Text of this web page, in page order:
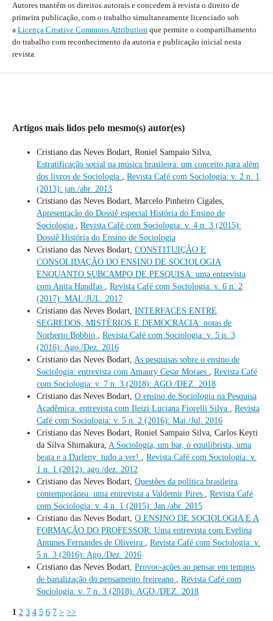
Autores mantém os direitos autorais e concedem à revista o direito de
primeira publicação, com o trabalho simultaneamente licenciado sob
a Licença Creative Commons Attribution que permite o compartilhamento
do trabalho com reconhecimento da autoria e publicação inicial nesta
revista.
Artigos mais lidos pelo mesmo(s) autor(es)
Cristiano das Neves Bodart, Roniel Sampaio Silva,
Estratificação social na música brasileira: um conceito para além
dos livros de Sociologia , Revista Café com Sociologia: v. 2 n. 1
(2013): jan./abr. 2013
Cristiano das Neves Bodart, Marcelo Pinheiro Cigales,
Apresentação do Dossiê especial História do Ensino de
Sociologia , Revista Café com Sociologia: v. 4 n. 3 (2015):
Dossiê História do Ensino de Sociologia
Cristiano das Neves Bodart, CONSTITUIÇÃO E
CONSOLIDAÇÃO DO ENSINO DE SOCIOLOGIA
ENQUANTO SUBCAMPO DE PESQUISA: uma entrevista
com Anita Handfas , Revista Café com Sociologia: v. 6 n. 2
(2017): MAI./JUL. 2017
Cristiano das Neves Bodart, INTERFACES ENTRE
SEGREDOS, MISTÉRIOS E DEMOCRACIA: notas de
Norberto Bobbio , Revista Café com Sociologia: v. 5 n. 3
(2016): Ago./Dez. 2016
Cristiano das Neves Bodart, As pesquisas sobre o ensino de
Sociologia: entrevista com Amaury Cesar Moraes , Revista Café
com Sociologia: v. 7 n. 3 (2018): AGO./DEZ. 2018
Cristiano das Neves Bodart, O ensino de Sociologia na Pesquisa
Acadêmica: entrevista com Ileizi Luciana Fiorelli Silva , Revista
Café com Sociologia: v. 5 n. 2 (2016): Mai./Jul. 2016
Cristiano das Neves Bodart, Roniel Sampaio Silva, Carlos Keyti
da Silva Shimakura, A Sociologia, um bar, o equilibrista, uma
beata e a Darleny: tudo a ver! , Revista Café com Sociologia: v.
1 n. 1 (2012): ago./dez. 2012
Cristiano das Neves Bodart, Questões da política brasileira
contemporânea: uma entrevista a Valdemir Pires , Revista Café
com Sociologia: v. 4 n. 1 (2015): Jan./abr. 2015
Cristiano das Neves Bodart, O ENSINO DE SOCIOLOGIA E A
FORMAÇÃO DO PROFESSOR: Uma entrevista com Evelina
Antunes Fernandes de Oliveira , Revista Café com Sociologia: v.
5 n. 3 (2016): Ago./Dez. 2016
Cristiano das Neves Bodart, Provoc-ações ao pensar em tempos
de banalização do pensamento freireano , Revista Café com
Sociologia: v. 7 n. 3 (2018): AGO./DEZ. 2018
1 2 3 4 5 6 7 > >>